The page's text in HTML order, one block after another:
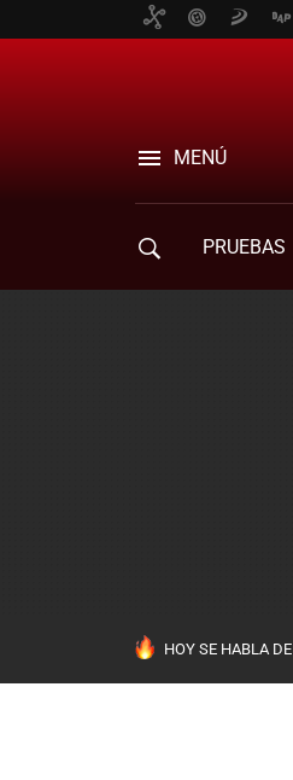
MENÚ
PRUEBAS
HOY SE HABLA DE